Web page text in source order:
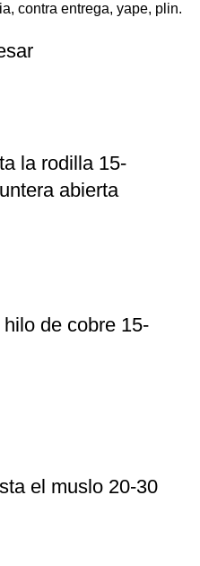
contra entrega, yape, plin.
la rodilla 15-
abierta
de cobre 15-
el muslo 20-30